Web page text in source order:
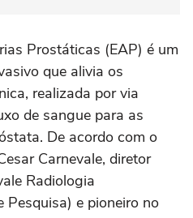
Prostáticas (EAP) é um
que alivia os
realizada por via
de sangue para as
De acordo com o
Carnevale, diretor
Radiologia
Pesquisa) e pioneiro no